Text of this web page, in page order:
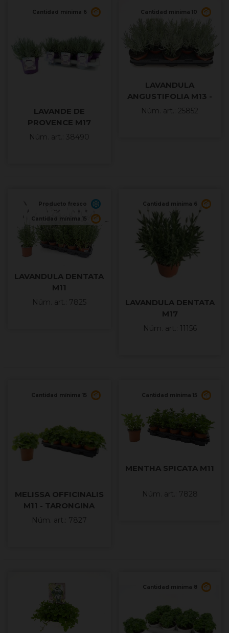
Cantidad mínima 6
LAVANDE DE
PROVENCE M17
Núm. art.: 38490
Cantidad mínima 10
LAVANDULA
ANGUSTIFOLIA M13 -
TRADICIONAL
Núm. art.: 25852
Producto fresco
Cantidad mínima 15
LAVANDULA DENTATA
M11
Núm. art.: 7825
Cantidad mínima 6
LAVANDULA DENTATA
M17
Núm. art.: 11156
Cantidad mínima 15
MELISSA OFFICINALIS
M11 - TARONGINA
Núm. art.: 7827
Cantidad mínima 15
MENTHA SPICATA M11
Núm. art.: 7828
Cantidad mínima 8